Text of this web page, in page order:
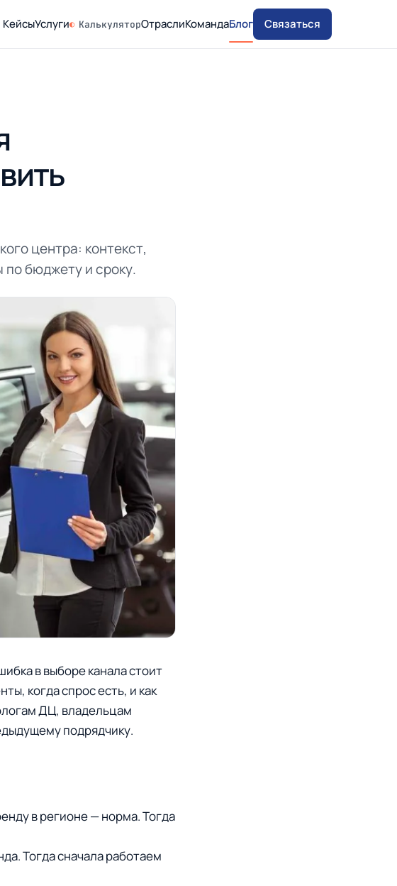
КейсыУслуги КалькуляторОтраслиКомандаБлог Связаться
центра: контекст,
по бюджету и сроку.
в выборе канала стоит
когда спрос есть, и как
ДЦ, владельцам
подрядчику.
в регионе — норма. Тогда
Тогда сначала работаем